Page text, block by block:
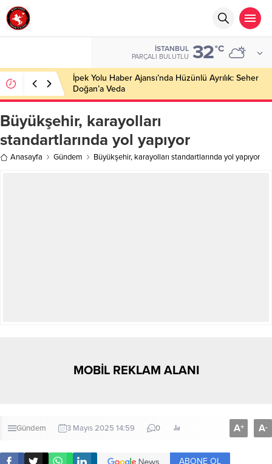
İSTANBUL
PARÇALI BULUTLU 32°C
İpek Yolu Haber Ajansı’nda Hüzünlü Ayrılık: Seher
Doğan’a Veda
Büyükşehir, karayolları
standartlarında yol yapıyor
Anasayfa Gündem Büyükşehir, karayolları standartlarında yol yapıyor
MOBİL REKLAM ALANI
Gündem 3 Mayıs 2025 14:59 0 A+ A-
ABONE OL